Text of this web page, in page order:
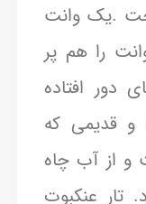
.یک وانت
را هم پر
دور افتاده
و قدیمی که
و از آب چاه
تار عنکبوت